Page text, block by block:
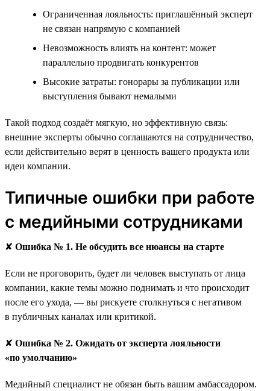
Ограниченная лояльность: приглашённый эксперт
не связан напрямую с компанией
Невозможность влиять на контент: может
параллельно продвигать конкурентов
Высокие затраты: гонорары за публикации или
выступления бывают немалыми
Такой подход создаёт мягкую, но эффективную связь:
внешние эксперты обычно соглашаются на сотрудничество,
если действительно верят в ценность вашего продукта или
идеи компании.
Типичные ошибки при работе
с медийными сотрудниками
✘ Ошибка № 1. Не обсудить все нюансы на старте
Если не проговорить, будет ли человек выступать от лица
компании, какие темы можно поднимать и что происходит
после его ухода, — вы рискуете столкнуться с негативом
в публичных каналах или критикой.
✘ Ошибка № 2. Ожидать от эксперта лояльности
«по умолчанию»
Медийный специалист не обязан быть вашим амбассадором.